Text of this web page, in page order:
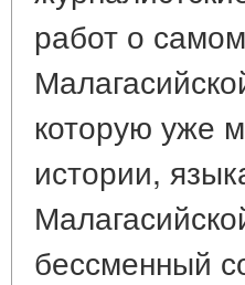
работ о
которую уже
истории,
бессменный